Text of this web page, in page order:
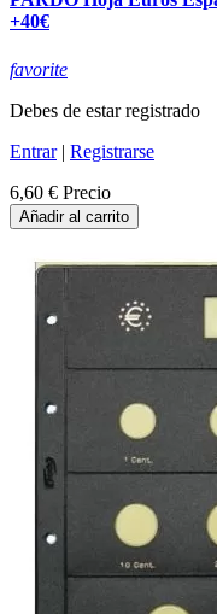
+40€
favorite
Debes de estar registrado
Entrar| Registrarse
6,60 € Precio
Añadir al carrito